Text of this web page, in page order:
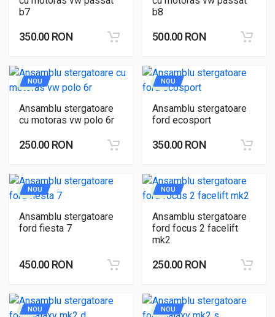
b7
350.00 RON
b8
500.00 RON
NOU
Ansamblu stergatoare
cu motoras vw polo 6r
250.00 RON
NOU
Ansamblu stergatoare
ford ecosport
350.00 RON
NOU
Ansamblu stergatoare
ford fiesta 7
450.00 RON
NOU
Ansamblu stergatoare
ford focus 2 facelift
mk2
250.00 RON
NOU NOU